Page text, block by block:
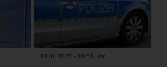
03.06.2025 - 18:30 Uhr